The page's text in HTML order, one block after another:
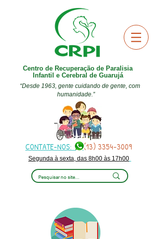
Centro de Recuperação de Paralisia
Infantil e Cerebral de Guarujá
“Desde 1963, gente cuidando de gente, com
humanidade.”
CONTATE-NOS:(13) 3354-3009
Segunda à sexta, das 8h00 às 17h00